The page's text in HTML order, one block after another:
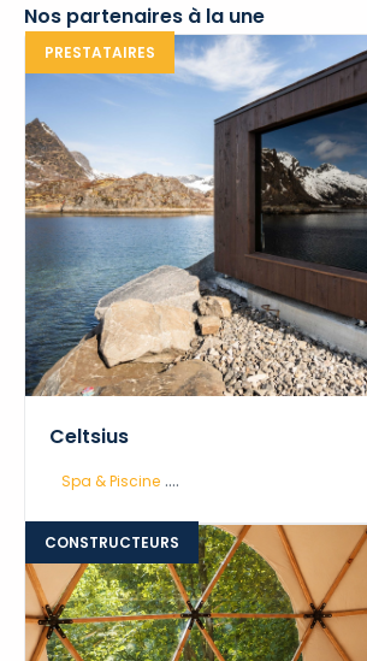
Nos partenaires à la une
PRESTATAIRES
Celtsius
Spa & Piscine ....
CONSTRUCTEURS